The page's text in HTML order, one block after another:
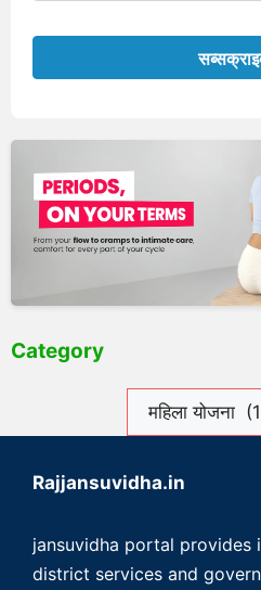
Category
Rajjansuvidha.in
jansuvidha portal provides
district services and